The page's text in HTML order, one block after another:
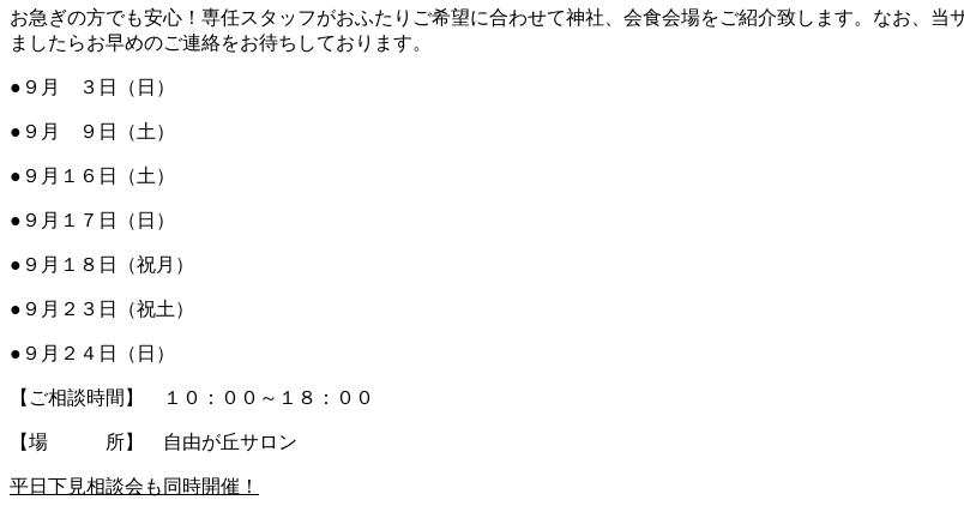
お急ぎの方でも安心！専任スタッフがおふたりご希望に合わせて神社、会食会場をご紹介致します。なお、
ましたらお早めのご連絡をお待ちしております。
●９月 ３日（日）
●９月 ９日（土）
●９月１６日（土）
●９月１７日（日）
●９月１８日（祝月）
●９月２３日（祝土）
●９月２４日（日）
【ご相談時間】 １０：００～１８：００
【場 所】 自由が丘サロン
平日下見相談会も同時開催！